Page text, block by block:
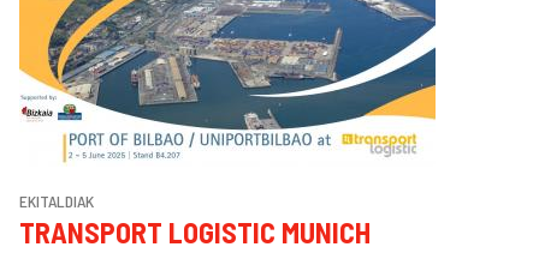
EKITALDIAK
TRANSPORT LOGISTIC MUNICH